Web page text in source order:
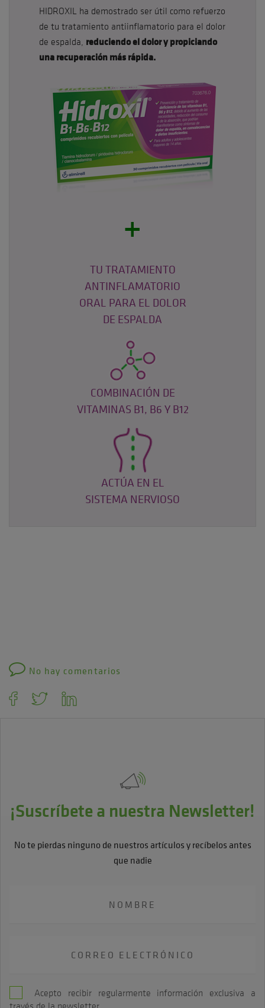
HIDROXIL ha demostrado ser útil como refuerzo
de tu tratamiento antiinflamatorio para el dolor
de espalda, reduciendo el dolor y propiciando
una recuperación más rápida.
+
TU TRATAMIENTO
ANTINFLAMATORIO
ORAL PARA EL DOLOR
DE ESPALDA
COMBINACIÓN DE
VITAMINAS B1, B6 Y B12
ACTÚA EN EL
SISTEMA NERVIOSO
No hay comentarios
¡Suscríbete a nuestra Newsletter!
No te pierdas ninguno de nuestros artículos y recíbelos antes
que nadie
Acepto recibir regularmente información exclusiva a